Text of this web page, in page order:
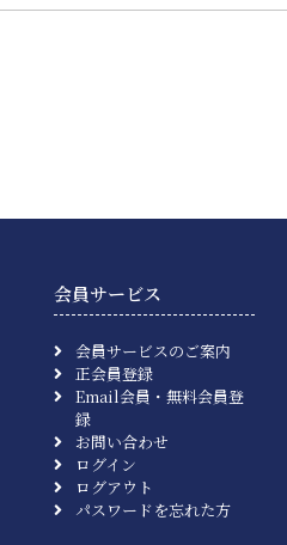
会員サービス
会員サービスのご案内
正会員登録
Email会員・無料会員登
録
お問い合わせ
ログイン
ログアウト
パスワードを忘れた方